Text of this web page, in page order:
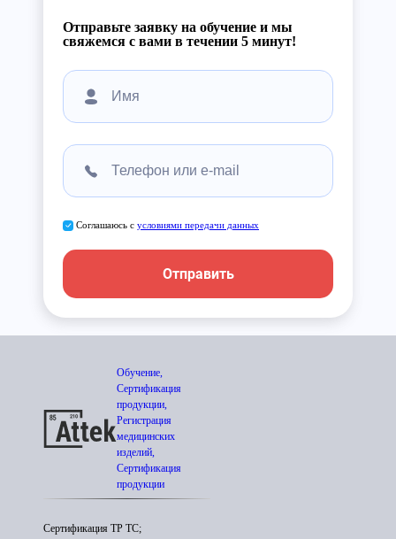
Отправьте заявку на обучение и мы
свяжемся с вами в течении 5 минут!
Соглашаюсь с условиями передачи данных
Отправить
Обучение,
Сертификация
продукции,
Регистрация
медицинских
изделий,
Сертификация
продукции
Сертификация ТР ТС;